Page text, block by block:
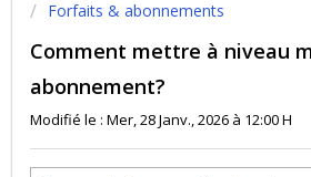
Forfaits & abonnements
Comment mettre à niveau
abonnement?
Modifié le : Mer, 28 Janv., 2026 à 12:00 H